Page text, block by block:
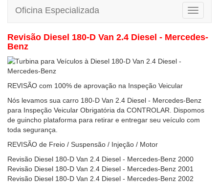
Toggle
Oficina Especializada
Revisão Diesel 180-D Van 2.4 Diesel - Mercedes-
Benz
REVISÃO com 100% de aprovação na Inspeção Veicular
Nós levamos sua carro 180-D Van 2.4 Diesel - Mercedes-Benz
para Inspeção Veicular Obrigatória da CONTROLAR. Dispomos
de guincho plataforma para retirar e entregar seu veículo com
toda segurança.
REVISÃO de Freio / Suspensão / Injeção / Motor
Revisão Diesel 180-D Van 2.4 Diesel - Mercedes-Benz 2000
Revisão Diesel 180-D Van 2.4 Diesel - Mercedes-Benz 2001
Revisão Diesel 180-D Van 2.4 Diesel - Mercedes-Benz 2002